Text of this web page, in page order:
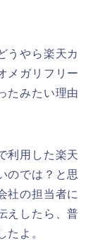
うやら楽天カ
メガリフリー
たみたい理由
利用した楽天
のでは？と思
社の担当者に
えしたら、普
たよ。